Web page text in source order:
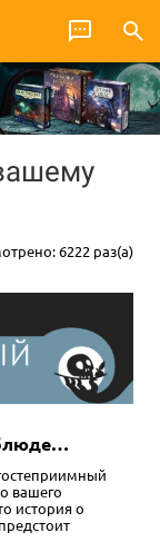
6222 раз(а)
вашего
история о